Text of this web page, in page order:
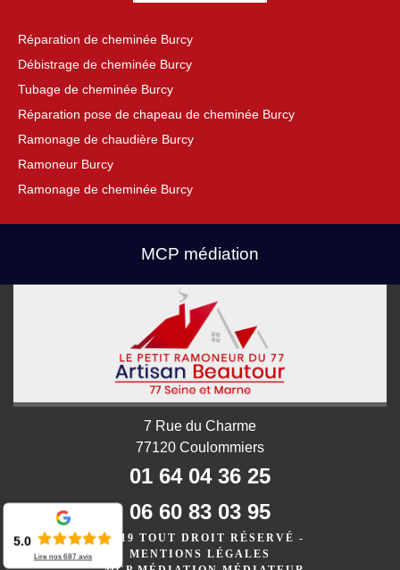
Réparation de cheminée Burcy
Débistrage de cheminée Burcy
Tubage de cheminée Burcy
Réparation pose de chapeau de cheminée Burcy
Ramonage de chaudière Burcy
Ramoneur Burcy
Ramonage de cheminée Burcy
MCP médiation
7 Rue du Charme
77120 Coulommiers
01 64 04 36 25
06 60 83 03 95
©2019 TOUT DROIT RÉSERVÉ -
MENTIONS LÉGALES
5.0
Lire nos687 avis